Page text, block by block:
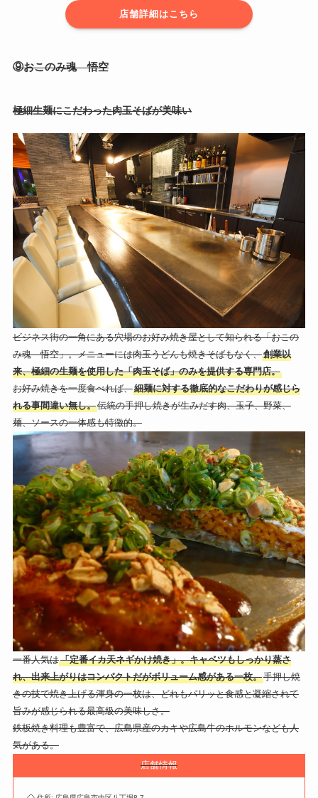
店舗詳細はこちら
⑨おこのみ魂 悟空
極細生麺にこだわった肉玉そばが美味い
ビジネス街の一角にある穴場のお好み焼き屋として知られる「おこの
み魂 悟空」。メニューには肉玉うどんも焼きそばもなく、創業以
来、極細の生麺を使用した「肉玉そば」のみを提供する専門店。
お好み焼きを一度食べれば、細麺に対する徹底的なこだわりが感じら
れる事間違い無し。伝統の手押し焼きが生みだす肉、玉子、野菜、
麺、ソースの一体感も特徴的。
一番人気は「定番イカ天ネギかけ焼き」。キャベツもしっかり蒸さ
れ、出来上がりはコンパクトだがボリューム感がある一枚。手押し焼
きの技で焼き上げる渾身の一枚は、どれもパリッと食感と凝縮されて
旨みが感じられる最高級の美味しさ。
鉄板焼き料理も豊富で、広島県産のカキや広島牛のホルモンなども人
気がある。
店舗情報